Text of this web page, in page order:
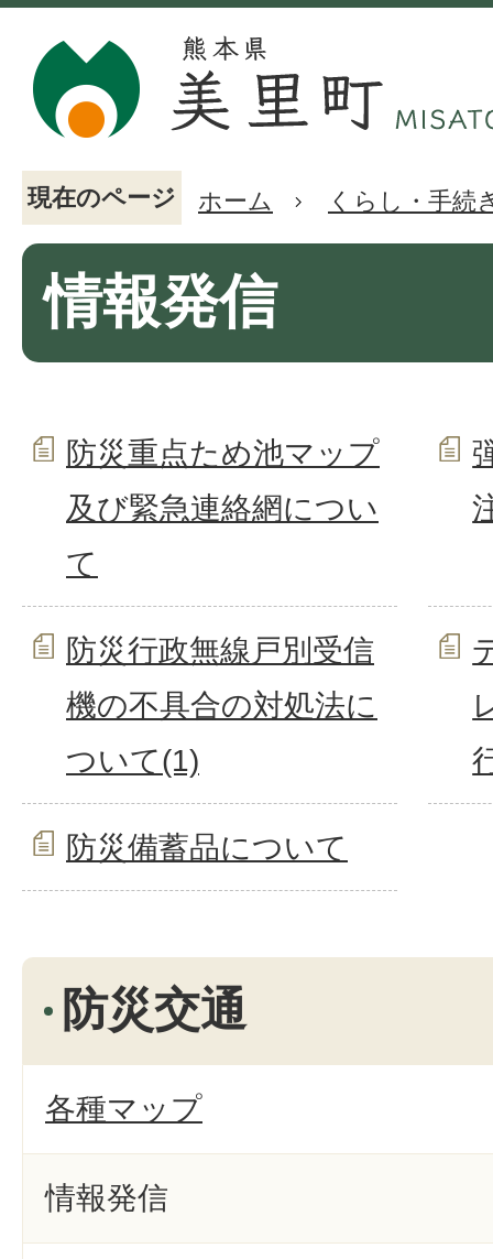
現在のページ ホーム くらし・手続
情報発信
防災重点ため池マップ
及び緊急連絡網につい
て
防災行政無線戸別受信
機の不具合の対処法に
ついて(1)
防災備蓄品について
防災交通
各種マップ
情報発信